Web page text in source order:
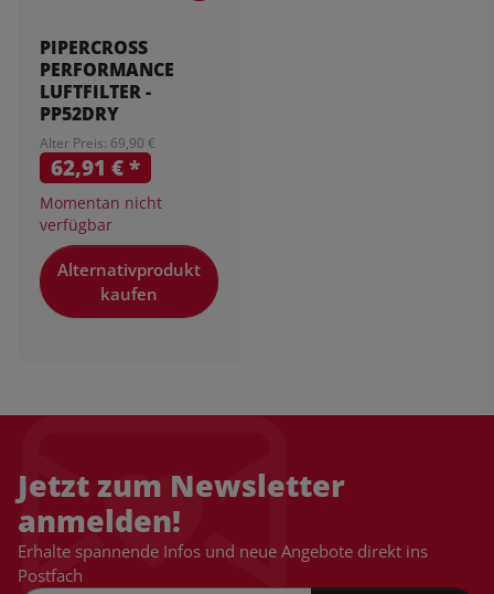
PIPERCROSS
PERFORMANCE
LUFTFILTER -
PP52DRY
Alter Preis: 69,90 €
62,91 €*
Momentan nicht
verfügbar
Alternativprodukt
kaufen
Jetzt zum Newsletter
anmelden!
Erhalte spannende Infos und neue Angebote direkt ins
Postfach